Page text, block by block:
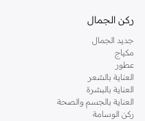
ركن الجمال
جديد الجمال
مكياج
عطور
العناية بالشعر
العناية بالبشرة
العناية بالجسم والصحة
ركن الوسامة